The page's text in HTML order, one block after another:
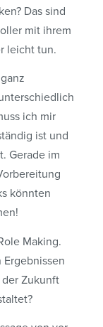
Das sind
mit ihrem
leicht tun.
ich mir
ist und
Gerade im
könnten
Making.
Zukunft